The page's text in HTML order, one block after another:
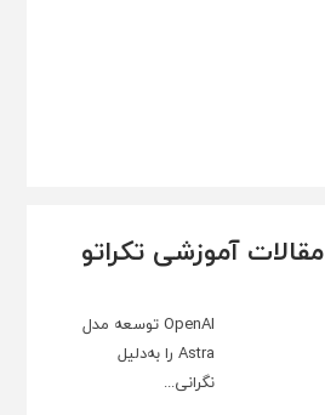
مقالات آموزشی تکراتو
OpenAI توسعه مدل
Astra را به‌دلیل
نگرانی...